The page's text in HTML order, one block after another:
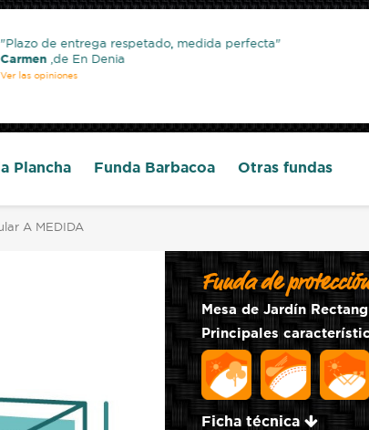
Plazo de entrega respetado, medida perfecta
Carmen ,de En Denia
Ver las opiniones
Plancha Funda Barbacoa Otras fundas
A MEDIDA
Funda de
Mesa de Jardín
Principales
Ficha técnica